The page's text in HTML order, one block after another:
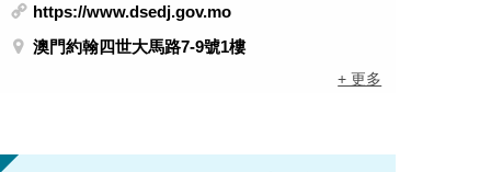
https://www.dsedj.gov.mo
澳門約翰四世大馬路7-9號1樓
+ 更多